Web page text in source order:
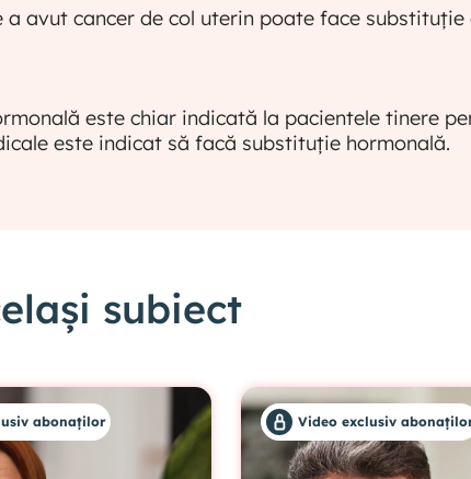
a avut cancer de col uterin poate face
este chiar indicată la pacientele tinere
este indicat să facă substituție hormonală.
subiect
abonaților Video exclusiv